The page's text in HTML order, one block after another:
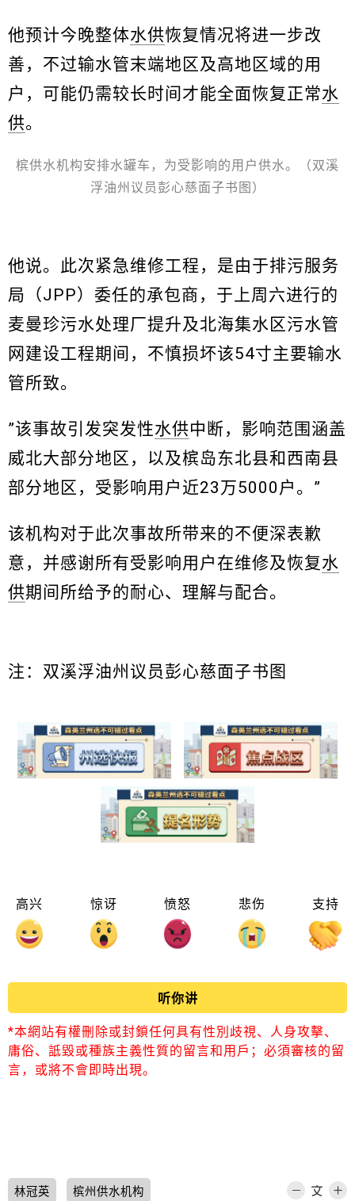
他预计今晚整体水供恢复情况将进一步改
善，不过输水管末端地区及高地区域的用
户，可能仍需较长时间才能全面恢复正常水
供。
槟供水机构安排水罐车，为受影响的用户供水。（双溪
浮油州议员彭心慈面子书图）
他说。此次紧急维修工程，是由于排污服务
局（JPP）委任的承包商，于上周六进行的
麦曼珍污水处理厂提升及北海集水区污水管
网建设工程期间，不慎损坏该54寸主要输水
管所致。
”该事故引发突发性水供中断，影响范围涵盖
威北大部分地区，以及槟岛东北县和西南县
部分地区，受影响用户近23万5000户。”
该机构对于此次事故所带来的不便深表歉
意，并感谢所有受影响用户在维修及恢复水
供期间所给予的耐心、理解与配合。
注：双溪浮油州议员彭心慈面子书图
高兴 惊讶 愤怒 悲伤 支持
听你讲
*本網站有權刪除或封鎖任何具有性別歧視、人身攻擊、
庸俗、詆毀或種族主義性質的留言和用戶；必須審核的留
言，或將不會即時出現。
林冠英 槟州供水机构